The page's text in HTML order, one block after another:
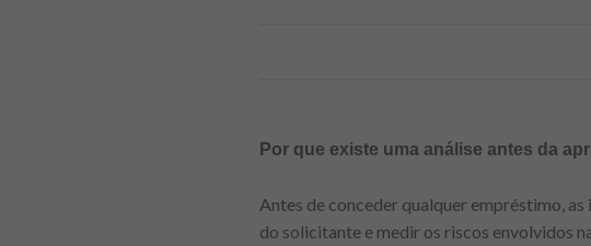
Por que existe uma análise antes da
Antes de conceder qualquer empréstimo,
do solicitante e medir os riscos envolvidos